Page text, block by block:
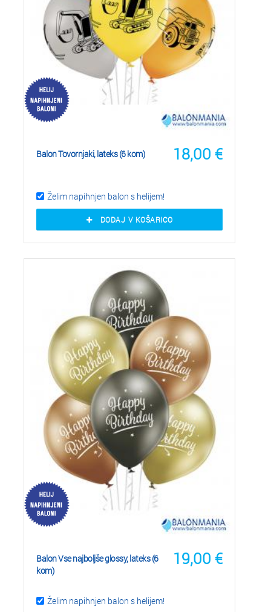
18,00 €
Balon Tovornjaki, lateks (6 kom)
Želim napihnjen balon s helijem!
DODAJ V KOŠARICO
19,00 €
Balon Vse najboljše glossy, lateks (6
kom)
Želim napihnjen balon s helijem!